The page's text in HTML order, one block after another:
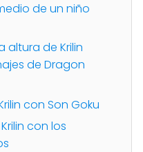
de un niño
altura de Krilin
de Dragon
con Son Goku
con los